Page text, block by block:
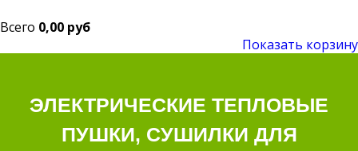
Всего 0,00 руб
Показать корзину
ЭЛЕКТРИЧЕСКИЕ ТЕПЛОВЫЕ
ПУШКИ, СУШИЛКИ ДЛЯ